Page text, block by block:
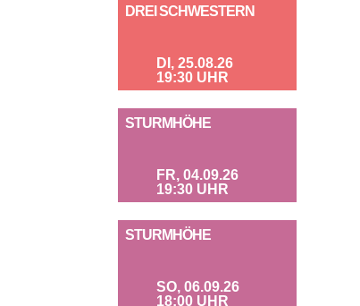
DREI SCHWESTERN
DI, 25.08.26
19:30 UHR
STURMHÖHE
FR, 04.09.26
19:30 UHR
STURMHÖHE
SO, 06.09.26
18:00 UHR